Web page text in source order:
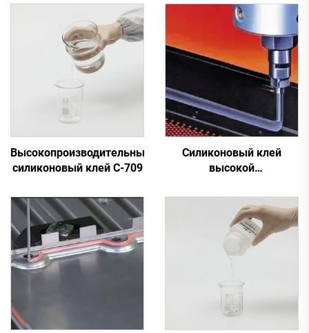
Высокопроизводительный
силиконовый клей C-709
Силиконовый клей
высокой
709X